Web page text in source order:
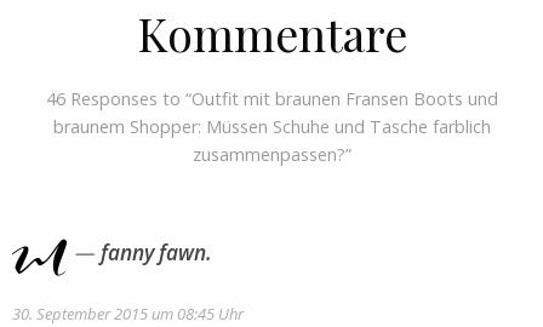
Kommentare
46 Responses to “Outfit mit braunen Fransen Boots und
braunem Shopper: Müssen Schuhe und Tasche farblich
zusammenpassen?”
fanny fawn.
30. September 2015 um 08:45 Uhr